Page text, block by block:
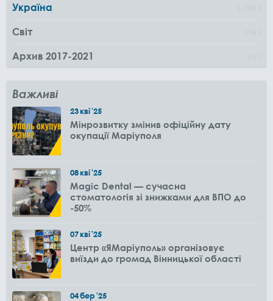
Україна
Світ
Архив 2017-2021
Важливі
23кві'25
Мінрозвитку змінив офіційну дату
окупації Маріуполя
08кві'25
Magic Dental — сучасна
стоматологія зі знижками для ВПО до
-50%
07кві'25
Центр «ЯМаріуполь» організовує
виїзди до громад Вінницької області
04бер'25